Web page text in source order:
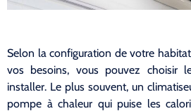
Selon la configuration de votre
vos besoins, vous pouvez choisir
installer. Le plus souvent, un
pompe à chaleur qui puise les